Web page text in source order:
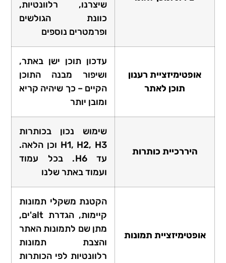
שיצרנו, רלוונטיות,
כוונת הגולשים
ופרמטרים נוספים
אופטימיזציית רענון
תוכן לאתר
עדכון תוכן ישן באתר,
ושיפור מבנה התוכן
הקיים – כך שיהיה קריא
ומובן יותר
היררכיית כותרות
שימוש נכון בכותרות
H1, H2, H3 וכן הלאה.
עד H6. בכל עמוד
ועמוד באתר שלנו
אופטימיזציית תמונות
הקטנת משקלי תמונות
קיימות, הגדרת alt'ים,
מתן שם לתמונות האתר
והצבת תמונות
רלוונטיות לפי הכותרות